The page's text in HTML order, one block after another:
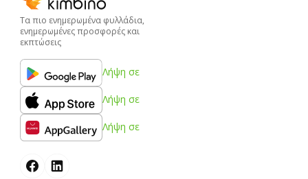
Τα πιο ενημερωμένα φυλλάδια,
ενημερωμένες προσφορές και
εκπτώσεις
Λήψη σε
Λήψη σε
Λήψη σε